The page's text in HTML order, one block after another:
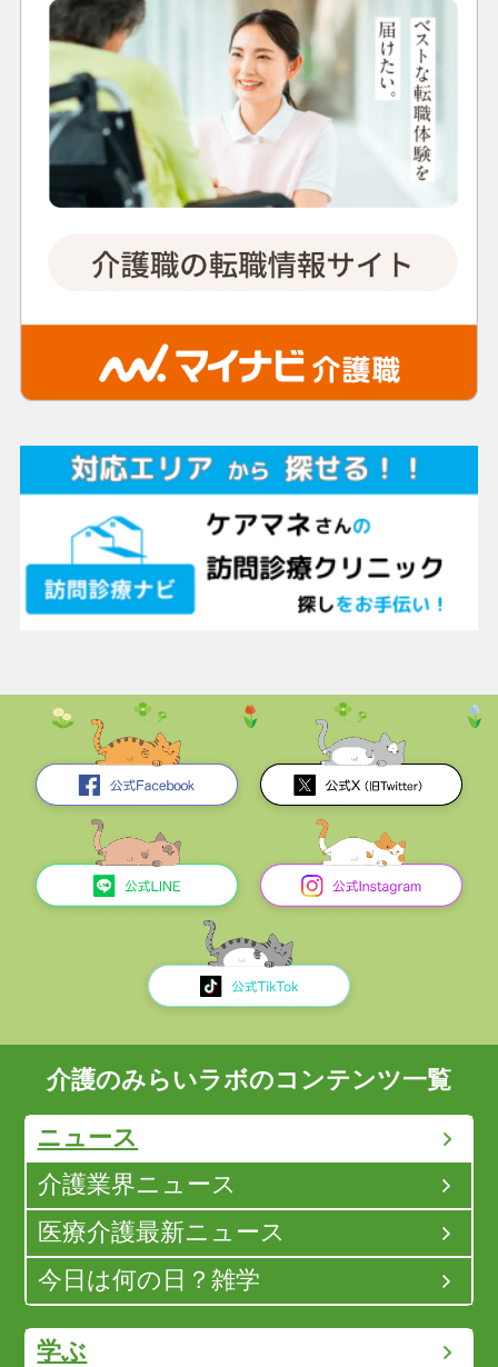
介護のみらいラボのコンテンツ一覧
ニュース
介護業界ニュース
医療介護最新ニュース
今日は何の日？雑学
学ぶ